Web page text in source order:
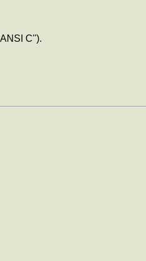
C'').